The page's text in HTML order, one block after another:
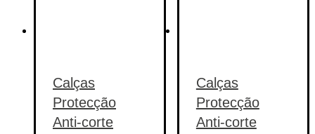
Etiquetas de produto
Calças
Protecção
Anti-corte
Calças
Protecção
Anti-corte